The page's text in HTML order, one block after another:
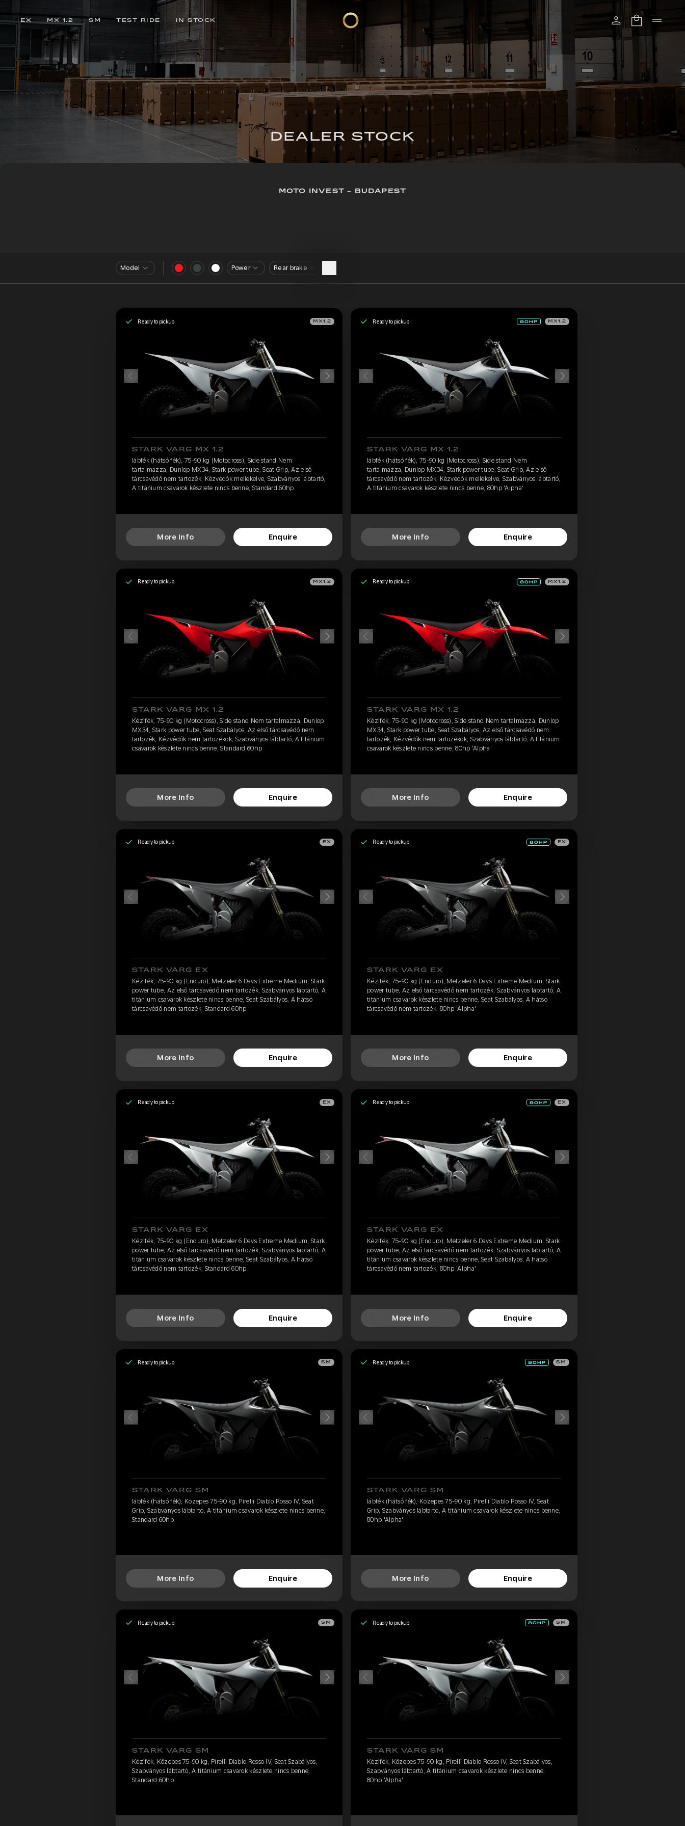
EX MX 1.2 SM TEST RIDE IN STOCK
DEALER STOCK
MOTO INVEST - BUDAPEST
Model Power Rear brake
Ready to pickup MX1.2
STARK VARG MX 1.2
lábfék (hátsó fék), 75-90 kg (Motocross), Side stand Nem
tartalmazza, Dunlop MX34, Stark power tube, Seat Grip, Az első
tárcsavédő nem tartozék, Kézvédők mellékelve, Szabványos lábtartó,
A titánium csavarok készlete nincs benne, Standard 60hp
More Info Enquire
Ready to pickup MX1.2
STARK VARG MX 1.2
lábfék (hátsó fék), 75-90 kg (Motocross), Side stand Nem
tartalmazza, Dunlop MX34, Stark power tube, Seat Grip, Az első
tárcsavédő nem tartozék, Kézvédők mellékelve, Szabványos lábtartó,
A titánium csavarok készlete nincs benne, 80hp 'Alpha'
More Info Enquire
Ready to pickup MX1.2
STARK VARG MX 1.2
Kézifék, 75-90 kg (Motocross), Side stand Nem tartalmazza, Dunlop
MX34, Stark power tube, Seat Szabályos, Az első tárcsavédő nem
tartozék, Kézvédők nem tartozékok, Szabványos lábtartó, A titánium
csavarok készlete nincs benne, Standard 60hp
More Info Enquire
Ready to pickup MX1.2
STARK VARG MX 1.2
Kézifék, 75-90 kg (Motocross), Side stand Nem tartalmazza, Dunlop
MX34, Stark power tube, Seat Szabályos, Az első tárcsavédő nem
tartozék, Kézvédők nem tartozékok, Szabványos lábtartó, A titánium
csavarok készlete nincs benne, 80hp 'Alpha'
More Info Enquire
Ready to pickup EX
STARK VARG EX
Kézifék, 75-90 kg (Enduro), Metzeler 6 Days Extreme Medium, Stark
power tube, Az első tárcsavédő nem tartozék, Szabványos lábtartó, A
titánium csavarok készlete nincs benne, Seat Szabályos, A hátsó
tárcsavédő nem tartozék, Standard 60hp
More Info Enquire
Ready to pickup EX
STARK VARG EX
Kézifék, 75-90 kg (Enduro), Metzeler 6 Days Extreme Medium, Stark
power tube, Az első tárcsavédő nem tartozék, Szabványos lábtartó, A
titánium csavarok készlete nincs benne, Seat Szabályos, A hátsó
tárcsavédő nem tartozék, 80hp 'Alpha'
More Info Enquire
Ready to pickup EX
STARK VARG EX
Kézifék, 75-90 kg (Enduro), Metzeler 6 Days Extreme Medium, Stark
power tube, Az első tárcsavédő nem tartozék, Szabványos lábtartó, A
titánium csavarok készlete nincs benne, Seat Szabályos, A hátsó
tárcsavédő nem tartozék, Standard 60hp
More Info Enquire
Ready to pickup EX
STARK VARG EX
Kézifék, 75-90 kg (Enduro), Metzeler 6 Days Extreme Medium, Stark
power tube, Az első tárcsavédő nem tartozék, Szabványos lábtartó, A
titánium csavarok készlete nincs benne, Seat Szabályos, A hátsó
tárcsavédő nem tartozék, 80hp 'Alpha'
More Info Enquire
Ready to pickup SM
STARK VARG SM
lábfék (hátsó fék), Közepes 75-90 kg, Pirelli Diablo Rosso IV, Seat
Grip, Szabványos lábtartó, A titánium csavarok készlete nincs benne,
Standard 60hp
More Info Enquire
Ready to pickup SM
STARK VARG SM
lábfék (hátsó fék), Közepes 75-90 kg, Pirelli Diablo Rosso IV, Seat
Grip, Szabványos lábtartó, A titánium csavarok készlete nincs benne,
80hp 'Alpha'
More Info Enquire
Ready to pickup SM
STARK VARG SM
Kézifék, Közepes 75-90 kg, Pirelli Diablo Rosso IV, Seat Szabályos,
Szabványos lábtartó, A titánium csavarok készlete nincs benne,
Standard 60hp
Ready to pickup SM
STARK VARG SM
Kézifék, Közepes 75-90 kg, Pirelli Diablo Rosso IV, Seat Szabályos,
Szabványos lábtartó, A titánium csavarok készlete nincs benne,
80hp 'Alpha'